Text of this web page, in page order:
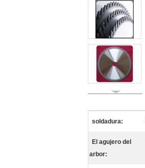
soldadura:
El agujero del
arbor: